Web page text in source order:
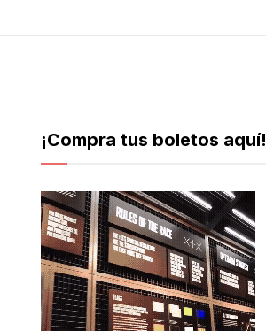
¡Compra tus boletos aquí!